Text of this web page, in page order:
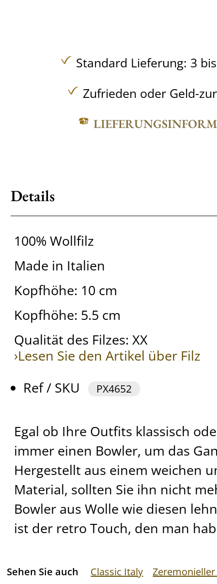
Standard Lieferung: 3
Zufrieden oder Geld-
Details
100% Wollfilz
Made in Italien
Kopfhöhe: 10 cm
Kopfhöhe: 5.5 cm
Qualität des Filzes: XX
›Lesen Sie den Artikel über Filz
Ref / SKU
PX4652
Egal ob Ihre Outfits klassisch
immer einen Bowler, um das
Hergestellt aus einem weichen
Material, sollten Sie ihn nicht
Bowler aus Wolle wie diesen
ist der retro Touch, den man
Sehen Sie auch Classic Italy